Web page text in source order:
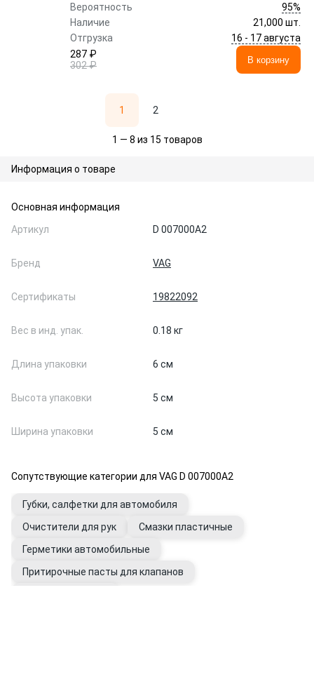
Вероятность
95%
Наличие
21,000 шт.
Отгрузка
16 - 17 августа
287 ₽
302 ₽
В корзину
1 2
1 — 8 из 15 товаров
Информация о товаре
Основная информация
Артикул
D 007000A2
Бренд VAG
Сертификаты 19822092
Вес в инд. упак. 0.18 кг
Длина упаковки 6 см
Высота упаковки 5 см
Ширина упаковки 5 см
Сопутствующие категории для VAG D 007000A2
Губки, салфетки для автомобиля
Очистители для рук
Смазки пластичные
Герметики автомобильные
Притирочные пасты для клапанов